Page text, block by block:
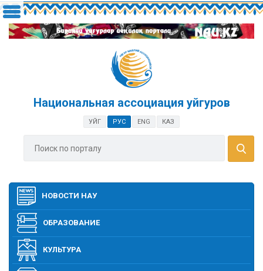
Национальная ассоциация уйгуров
УЙГ РУС ENG КАЗ
НОВОСТИ НАУ
ОБРАЗОВАНИЕ
КУЛЬТУРА